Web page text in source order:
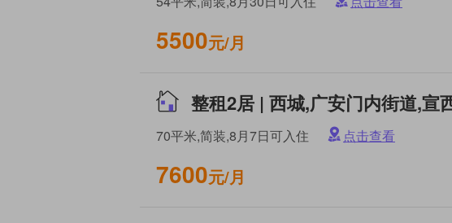
5500元/月
70平米,简装,8月7日可入住 点击查看
7600元/月